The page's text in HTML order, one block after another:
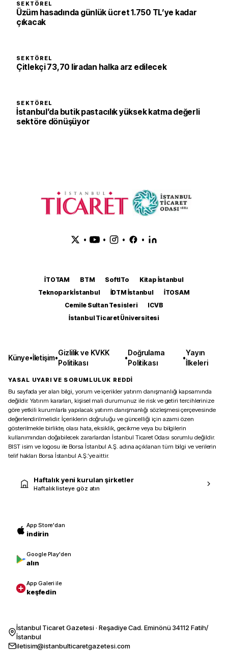
SEKTÖREL
Üzüm hasadında günlük ücret 1.750 TL’ye kadar
çıkacak
SEKTÖREL
Çitlekçi 73,70 liradan halka arz edilecek
SEKTÖREL
İstanbul’da butik pastacılık yüksek katma değerli
sektöre dönüşüyor
• • • •
İTOTAM BTM SoftITo
Kitap İstanbul
Teknopark İstanbul
İDTM İstanbul
İTOSAM
Cemile Sultan Tesisleri
ICVB
İstanbul Ticaret Üniversitesi
Künye•İletişim•
Gizlilik ve KVKK
Politikası
•
Doğrulama
Politikası
•
Yayın
İlkeleri
YASAL UYARI VE SORUMLULUK REDDİ
Bu sayfada yer alan bilgi, yorum ve içerikler yatırım danışmanlığı kapsamında
değildir. Yatırım kararları, kişisel mali durumunuz ile risk ve getiri tercihlerinize
göre yetkili kurumlarla yapılacak yatırım danışmanlığı sözleşmesi çerçevesinde
değerlendirilmelidir. İçeriklerin doğruluğu ve güncelliği için azami özen
gösterilmekle birlikte, olası hata, eksiklik, gecikme veya bu bilgilerin
kullanımından doğabilecek zararlardan İstanbul Ticaret Odası sorumlu değildir.
BIST isim ve logosu ile Borsa İstanbul A.Ş. adına açıklanan tüm bilgi ve verilerin
telif hakları Borsa İstanbul A.Ş.’ye aittir.
Haftalık yeni kurulan şirketler
Haftalık listeye göz atın
App Store'dan
indirin
Google Play'den
alın
App Galeri ile
keşfedin
İstanbul Ticaret Gazetesi · Reşadiye Cad. Eminönü 34112 Fatih/
İstanbul
iletisim@istanbulticaretgazetesi.com